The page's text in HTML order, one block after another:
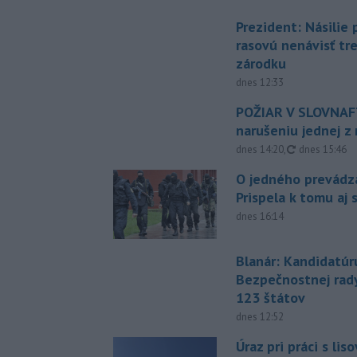
Prezident: Násilie
rasovú nenávisť
zárodku
dnes 12:33
POŽIAR V
narušeniu jednej z
dnes 14:20, aktualizované
dnes 15:46
O jedného
Prispela k tomu aj
dnes 16:14
Blanár:
Bezpečnostnej
123 štátov
dnes 12:52
Úraz pri práci s